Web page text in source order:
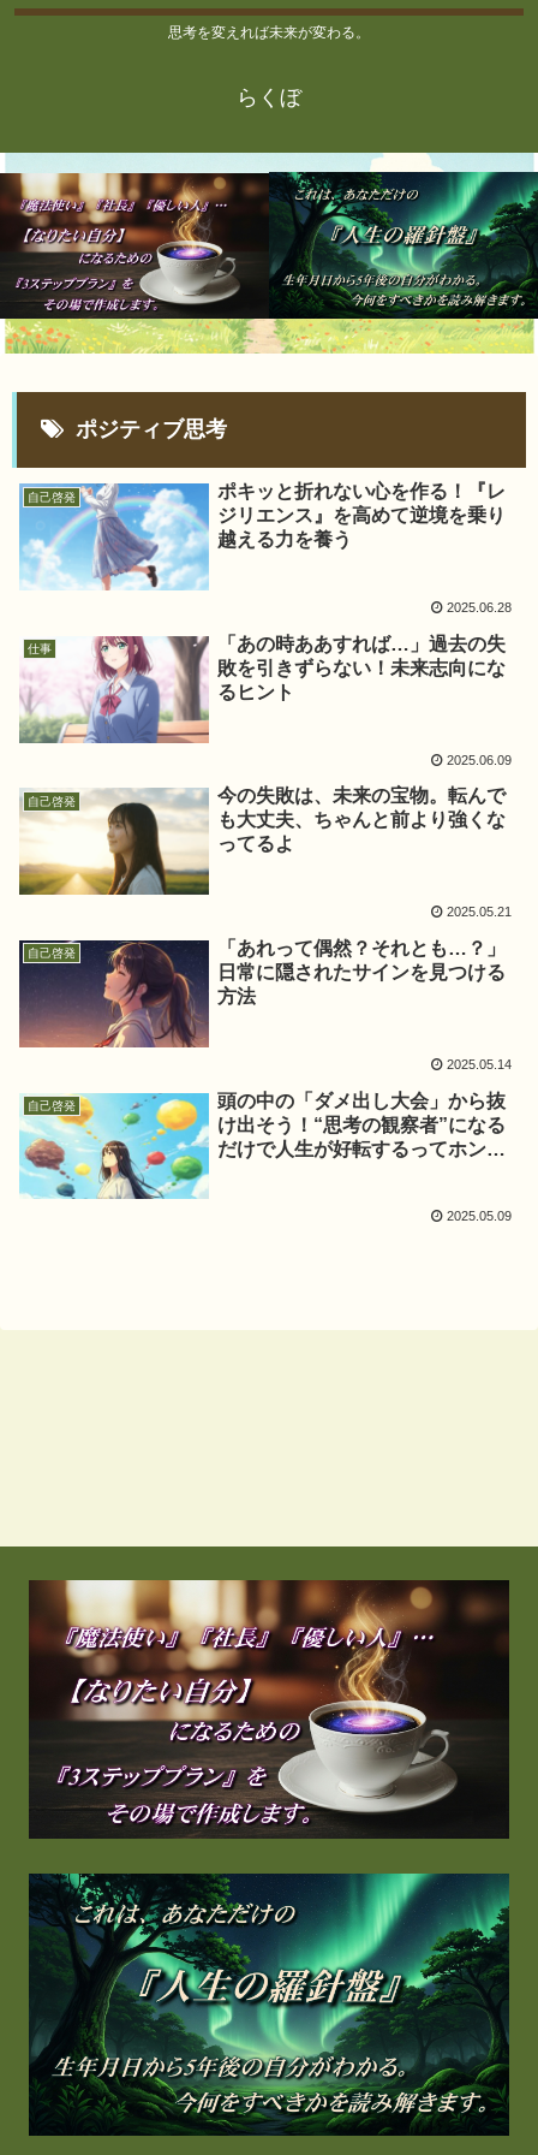
思考を変えれば未来が変わる。
らくぼ
ポジティブ思考
自己啓発
ポキッと折れない心を作る！『レ
ジリエンス』を高めて逆境を乗り
越える力を養う
2025.06.28
仕事
「あの時ああすれば…」過去の失
敗を引きずらない！未来志向にな
るヒント
2025.06.09
自己啓発
今の失敗は、未来の宝物。転んで
も大丈夫、ちゃんと前より強くな
ってるよ
2025.05.21
自己啓発
「あれって偶然？それとも…？」
日常に隠されたサインを見つける
方法
2025.05.14
自己啓発
頭の中の「ダメ出し大会」から抜
け出そう！“思考の観察者”になる
だけで人生が好転するってホン
2025.05.09